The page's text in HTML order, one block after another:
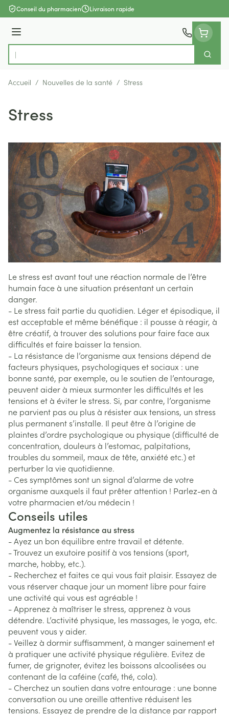
Aller au contenu
Conseil du pharmacien Livraison rapide
Menu
Rechercher
Accueil / Nouvelles de la santé / Stress
Stress
Le stress est avant tout une réaction normale de l’être
humain face à une situation présentant un certain
danger.
- Le stress fait partie du quotidien. Léger et épisodique, il
est acceptable et même bénéfique : il pousse à réagir, à
être créatif, à trouver des solutions pour faire face aux
difficultés et faire baisser la tension.
- La résistance de l’organisme aux tensions dépend de
facteurs physiques, psychologiques et sociaux : une
bonne santé, par exemple, ou le soutien de l’entourage,
peuvent aider à mieux surmonter les difficultés et les
tensions et à éviter le stress. Si, par contre, l’organisme
ne parvient pas ou plus à résister aux tensions, un stress
plus permanent s’installe. Il peut être à l’origine de
plaintes d’ordre psychologique ou physique (difficulté de
concentration, douleurs à l’estomac, palpitations,
troubles du sommeil, maux de tête, anxiété etc.) et
perturber la vie quotidienne.
- Ces symptômes sont un signal d’alarme de votre
organisme auxquels il faut prêter attention ! Parlez-en à
votre pharmacien et/ou médecin !
Conseils utiles
Augmentez la résistance au stress
- Ayez un bon équilibre entre travail et détente.
- Trouvez un exutoire positif à vos tensions (sport,
marche, hobby, etc.).
- Recherchez et faites ce qui vous fait plaisir. Essayez de
vous réserver chaque jour un moment libre pour faire
une activité qui vous est agréable !
- Apprenez à maîtriser le stress, apprenez à vous
détendre. L’activité physique, les massages, le yoga, etc.
peuvent vous y aider.
- Veillez à dormir suffisamment, à manger sainement et
à pratiquer une activité physique régulière. Evitez de
fumer, de grignoter, évitez les boissons alcoolisées ou
contenant de la caféine (café, thé, cola).
- Cherchez un soutien dans votre entourage : une bonne
conversation ou une oreille attentive réduisent les
tensions. Essayez de prendre de la distance par rapport